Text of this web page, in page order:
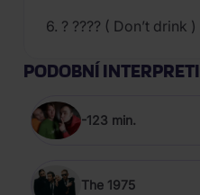
6. ? ???? ( Don’t drink )
PODOBNÍ INTERPRETI
-123 min.
The 1975